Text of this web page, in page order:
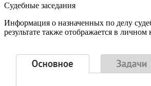
Судебные заседания
Информация о назначенных по делу
результате также отображается в личном